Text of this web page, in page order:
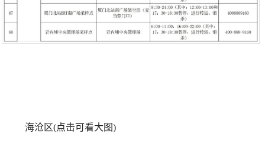
海沧区(点击可看大图)